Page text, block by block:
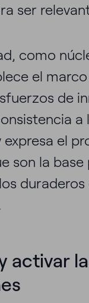
ser
como
el
de
a
expresa el
son la base
duraderos
activar